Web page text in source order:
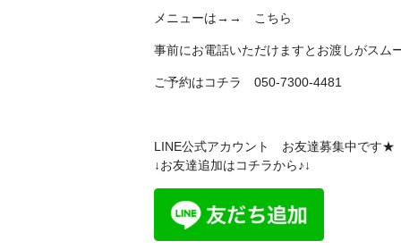
メニューは→→ こちら
事前にお電話いただけますとお渡しがスム
ご予約はコチラ 050-7300-4481
LINE公式アカウント お友達募集中です★
↓お友達追加はコチラから♪↓